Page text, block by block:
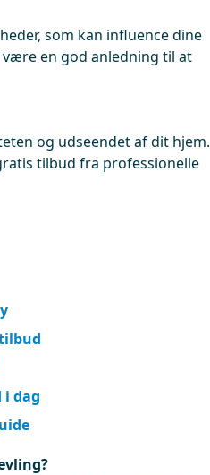
som kan influence dine
en god anledning til at
og udseendet af dit hjem.
tilbud fra professionelle
i dag